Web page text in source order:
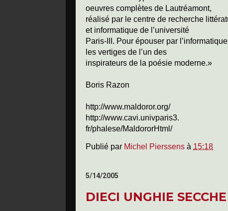
oeuvres complètes de Lautréamont,
réalisé par le centre de recherche
et informatique de l’université
Paris-III. Pour épouser par l’informatique
les vertiges de l’un des
inspirateurs de la poésie moderne.»
Boris Razon
http://www.maldoror.org/
http://www.cavi.univparis3.
fr/phalese/MaldororHtml/
Publié par Michel Pierssens à 15:18
5/14/2005
DIECI UNGHIE